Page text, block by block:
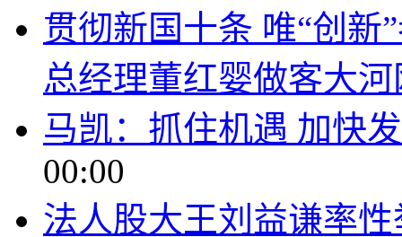
贯彻新国十条 唯“创
总经理董红婴做客大河
马凯：抓住机遇 加快
00:00
法人股大王刘益谦率性